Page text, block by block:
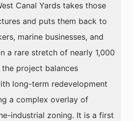
Canal Yards takes those
and puts them back to
marine businesses, and
a rare stretch of nearly 1,000
project balances
long-term redevelopment
a complex overlay of
industrial zoning. It is a first